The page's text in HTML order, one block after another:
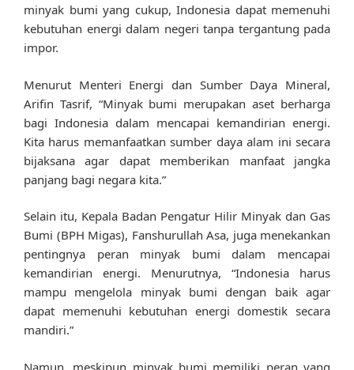
minyak bumi yang cukup, Indonesia dapat memenuhi
kebutuhan energi dalam negeri tanpa tergantung pada
impor.
Menurut Menteri Energi dan Sumber Daya Mineral,
Arifin Tasrif, “Minyak bumi merupakan aset berharga
bagi Indonesia dalam mencapai kemandirian energi.
Kita harus memanfaatkan sumber daya alam ini secara
bijaksana agar dapat memberikan manfaat jangka
panjang bagi negara kita.”
Selain itu, Kepala Badan Pengatur Hilir Minyak dan Gas
Bumi (BPH Migas), Fanshurullah Asa, juga menekankan
pentingnya peran minyak bumi dalam mencapai
kemandirian energi. Menurutnya, “Indonesia harus
mampu mengelola minyak bumi dengan baik agar
dapat memenuhi kebutuhan energi domestik secara
mandiri.”
Namun, meskipun minyak bumi memiliki peran yang